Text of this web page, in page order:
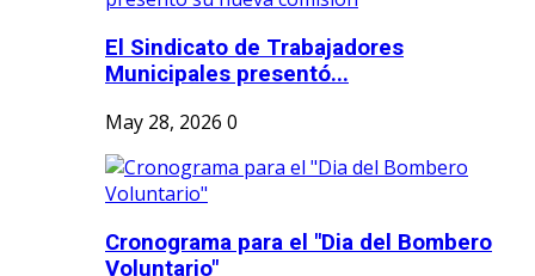
El Sindicato de Trabajadores
Municipales presentó...
May 28, 2026 0
Cronograma para el "Dia del Bombero
Voluntario"